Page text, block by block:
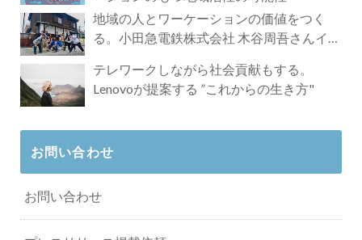
地域の人とワーケーションの価値をつく
る。小田急電鉄株式会社 木谷周吾さんイン
テレワークしながら社会貢献もする。
Lenovoが提案する ”これからの生き方"
お問い合わせ
お問い合わせ